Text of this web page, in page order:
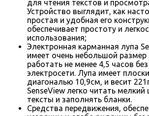
для чтения текстов и
Устройство выглядит, как
простая и удобная его
обеспечивает простоту и
использования;
Электронная карманная лупа
имеет очень небольшой
работать не менее 4,5 часов
электросети. Лупа имеет
диагональю 10,9см, и весит
SenseView легко читать
тексты и заполнять бланки.
Средства передвижения,